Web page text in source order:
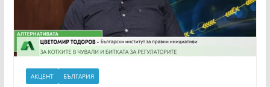
АКЦЕНТ БЪЛГАРИЯ